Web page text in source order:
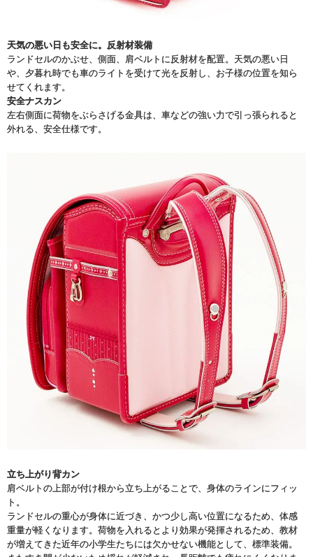
天気の悪い日も安全に。反射材装備
ランドセルのかぶせ、側面、肩ベルトに反射材を配置。天気の悪い日
や、夕暮れ時でも車のライトを受けて光を反射し、お子様の位置を知ら
せてくれます。
安全ナスカン
左右側面に荷物をぶらさげる金具は、車などの強い力で引っ張られると
外れる、安全仕様です。
立ち上がり背カン
肩ベルトの上部が付け根から立ち上がることで、身体のラインにフィッ
ト。
ランドセルの重心が身体に近づき、かつ少し高い位置になるため、体感
重量が軽くなります。荷物を入れるとより効果が発揮されるため、教材
が増えてきた近年の小学生たちには欠かせない機能として、標準装備。